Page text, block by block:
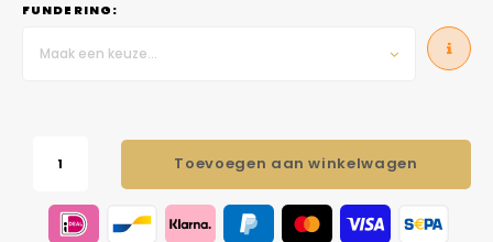
FUNDERING:
Maak een keuze...
Toevoegen aan winkelwagen